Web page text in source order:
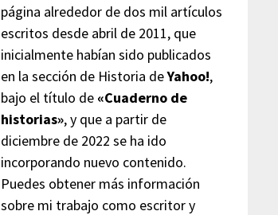
página alrededor de dos mil artículos
escritos desde abril de 2011, que
inicialmente habían sido publicados
en la sección de Historia deYahoo!,
bajo el título de «Cuaderno de
historias», y que a partir de
diciembre de 2022 se ha ido
incorporando nuevo contenido.
Puedes obtener más información
sobre mi trabajo como escritor y